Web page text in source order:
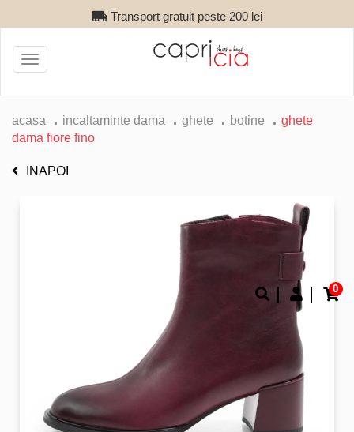
Transport gratuit peste 200 lei
0
Toggle
navigation
acasa incaltaminte dama ghete botine
ghete
dama fiore fino
INAPOI